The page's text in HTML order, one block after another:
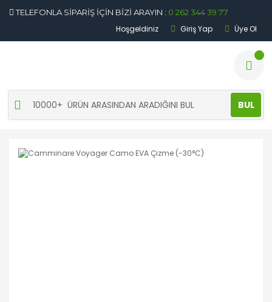
TELEFONLA SİPARİŞ İÇİN BİZİ ARAYIN : 0 262 344 39 77
Hoşgeldiniz Giriş Yap Üye Ol
BUL